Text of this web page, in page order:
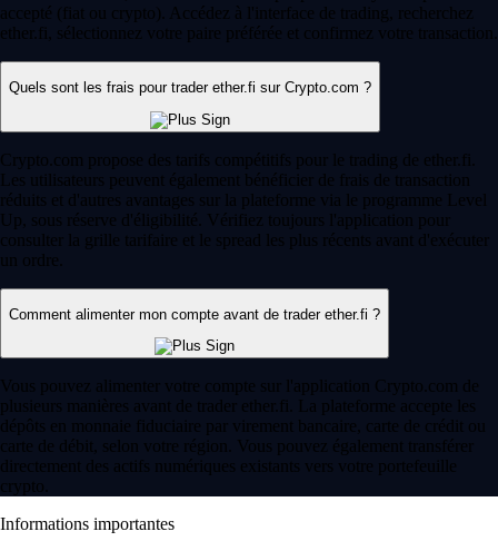
accepté (fiat ou crypto). Accédez à l'interface de trading, recherchez
ether.fi, sélectionnez votre paire préférée et confirmez votre transaction.
Quels sont les frais pour trader ether.fi sur Crypto.com ?
Crypto.com propose des tarifs compétitifs pour le trading de ether.fi.
Les utilisateurs peuvent également bénéficier de frais de transaction
réduits et d'autres avantages sur la plateforme via le programme Level
Up, sous réserve d'éligibilité. Vérifiez toujours l'application pour
consulter la grille tarifaire et le spread les plus récents avant d'exécuter
un ordre.
Comment alimenter mon compte avant de trader ether.fi ?
Vous pouvez alimenter votre compte sur l'application Crypto.com de
plusieurs manières avant de trader ether.fi. La plateforme accepte les
dépôts en monnaie fiduciaire par virement bancaire, carte de crédit ou
carte de débit, selon votre région. Vous pouvez également transférer
directement des actifs numériques existants vers votre portefeuille
crypto.
Informations importantes